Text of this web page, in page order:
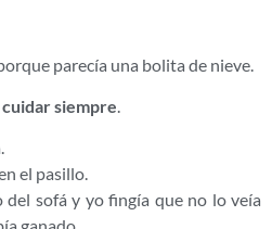
parecía una bolita de nieve.
cuidar siempre.
el pasillo.
del sofá y yo fingía que no lo veía